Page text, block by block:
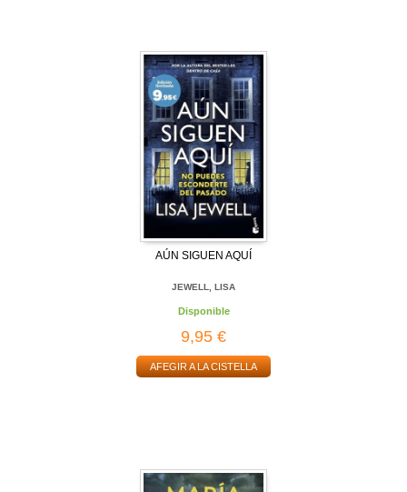
AÚN SIGUEN AQUÍ
JEWELL, LISA
Disponible
9,95 €
AFEGIR A LA CISTELLA